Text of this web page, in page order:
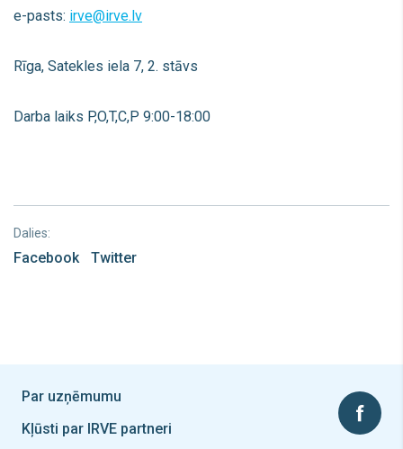
e-pasts: irve@irve.lv
Rīga, Satekles iela 7, 2. stāvs
Darba laiks P,O,T,C,P 9:00-18:00
Dalies:
Facebook Twitter
Par uzņēmumu
Kļūsti par IRVE partneri